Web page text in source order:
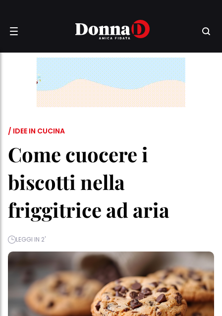
/ IDEE IN CUCINA
Come cuocere i
biscotti nella
friggitrice ad aria
LEGGI IN 2'